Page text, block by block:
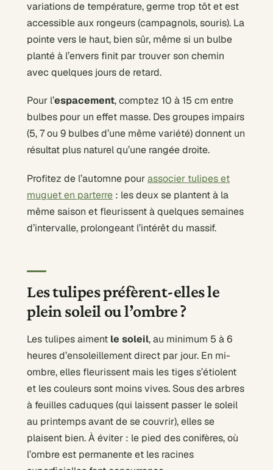
variations de température, germe trop tôt et est
accessible aux rongeurs (campagnols, souris). La
pointe vers le haut, bien sûr, même si un bulbe
planté à l’envers finit par trouver son chemin
avec quelques jours de retard.
Pour l’espacement, comptez 10 à 15 cm entre
bulbes pour un effet masse. Des groupes impairs
(5, 7 ou 9 bulbes d’une même variété) donnent un
résultat plus naturel qu’une rangée droite.
Profitez de l’automne pourassocier tulipes et
muguet en parterre : les deux se plantent à la
même saison et fleurissent à quelques semaines
d’intervalle, prolongeant l’intérêt du massif.
Les tulipes préfèrent-elles le
plein soleil ou l’ombre ?
Les tulipes aiment le soleil, au minimum 5 à 6
heures d’ensoleillement direct par jour. En mi-
ombre, elles fleurissent mais les tiges s’étiolent
et les couleurs sont moins vives. Sous des arbres
à feuilles caduques (qui laissent passer le soleil
au printemps avant de se couvrir), elles se
plaisent bien. À éviter : le pied des conifères, où
l’ombre est permanente et les racines